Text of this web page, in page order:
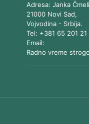
Adresa: Janka
21000 Novi Sad,
Vojvodina- Srbija.
Tel: +381 65 201 21
Email:
Radno vreme